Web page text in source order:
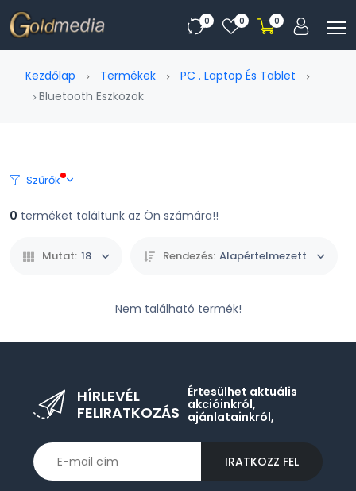
0 0 0
Kezdőlap Termékek
PC . Laptop És Tablet
Bluetooth Eszközök
Szűrők
0 terméket találtunk az Ön számára!!
Mutat: 18 Rendezés: Alapértelmezett
Nem található termék!
HÍRLEVÉL
FELIRATKOZÁS
Értesülhet aktuális
akcióinkról,
ajánlatainkról,
IRATKOZZ FEL